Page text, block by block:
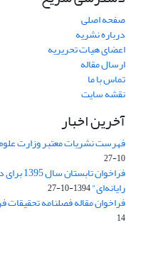
صفحه اصلی
درباره نشریه
اعضای هیات تحریریه
ارسال مقاله
تماس با ما
نقشه سایت
آخرین اخبار
فهرست نشریات معتبر وزارت علوم،
10-27
فراخوان
رایانه‌ای"1394-10-27
فراخوان مقاله فصلنامه تحقیقات فرهنگی
14